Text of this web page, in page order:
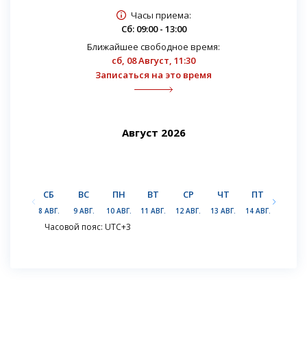
Часы приема:
Сб: 09:00 - 13:00
Ближайшее свободное время:
сб, 08 Август, 11:30
Записаться на это время
Август 2026
СБ
8 АВГ.
ВС
9 АВГ.
ПН
10 АВГ.
ВТ
11 АВГ.
СР
12 АВГ.
ЧТ
13 АВГ.
ПТ
14 АВГ.
Часовой пояс: UTC+3